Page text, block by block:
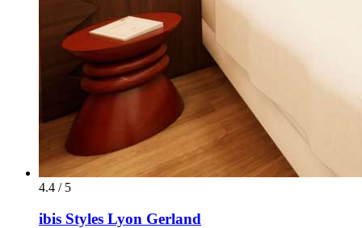
4.4 / 5
ibis Styles Lyon Gerland